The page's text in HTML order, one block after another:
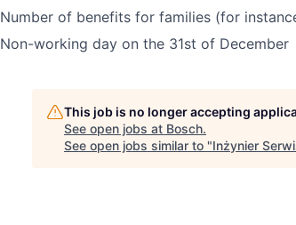
Number of benefits for families (for
Non-working day on the 31st of December
This job is no longer accepting
See open jobs at Bosch.
See open jobs similar to "Inżynier